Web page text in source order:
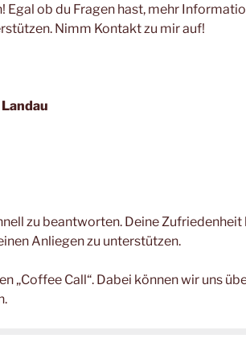
Egal ob du Fragen hast, mehr
Nimm Kontakt zu mir auf!
zu beantworten. Deine
Anliegen zu unterstützen.
„Coffee Call“. Dabei können wir uns